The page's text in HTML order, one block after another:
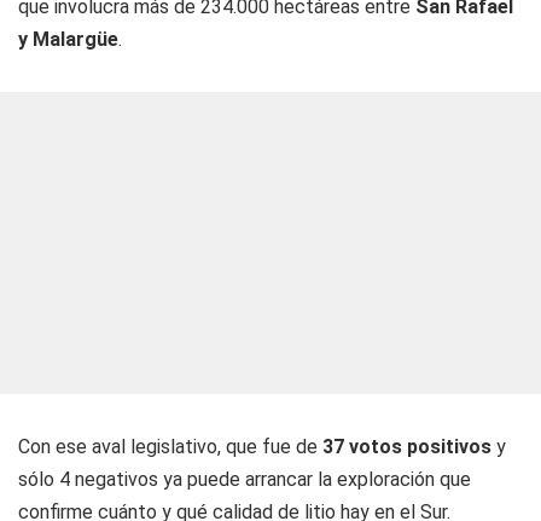
que involucra más de 234.000 hectáreas entre San Rafael
y Malargüe.
Con ese aval legislativo, que fue de 37 votos positivos y
sólo 4 negativos ya puede arrancar la exploración que
confirme cuánto y qué calidad de litio hay en el Sur.